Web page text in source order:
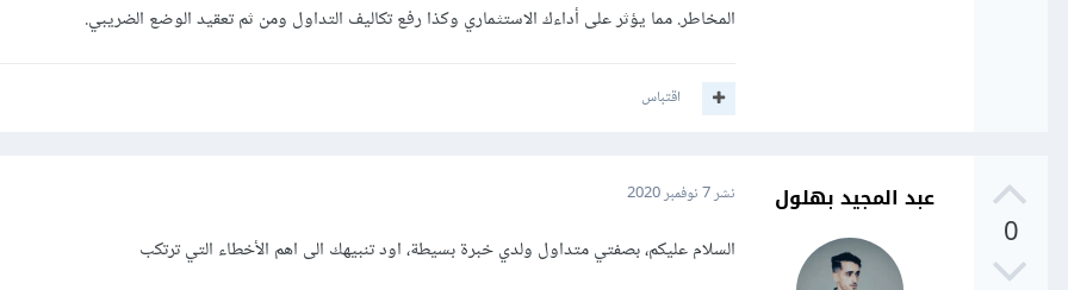
المخاطر. مما يؤثر على أداءك الاستثماري وكذا رفع تكاليف التداول ومن ثم تعقيد الوضع الضريبي.
اقتباس
0
عبد المجيد بهلول نشر7 نوفمبر 2020
السلام عليكم، بصفتي متداول ولدي خبرة بسيطة، اود تنبيهك الى اهم الأخطاء التي ترتكب